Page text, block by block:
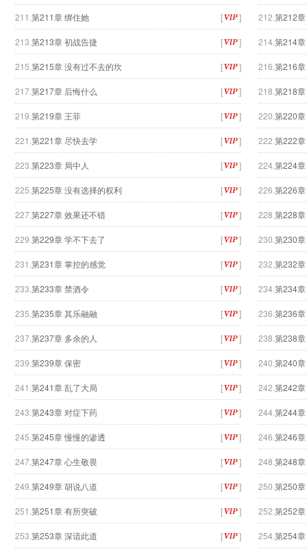
211. 第211章 绑住她 [ ] 212. 第212
213. 第213章 初战告捷 [ ] 214. 第214
215. 第215章 没有过不去的坎 [ ] 216. 第216
217.第217章 后悔什么 [ ] 218. 第218
219. 第219章 王菲 [ ] 220. 第220
221. 第221章 尽快去学 [ ] 222. 第222
223. 第223章 局中人 [ ] 224. 第224
225. 第225章 没有选择的权利 [ ] 226. 第226
227.第227章 效果还不错 [ ] 228. 第228
229. 第229章 学不下去了 [ ] 230. 第230
231. 第231章 掌控的感觉 [ ] 232. 第232
233. 第233章 禁酒令 [ ] 234. 第234
235. 第235章 其乐融融 [ ] 236. 第236
237.第237章 多余的人 [ ] 238. 第238
239. 第239章 保密 [ ] 240. 第240
241. 第241章 乱了大局 [ ] 242. 第242
243. 第243章 对症下药 [ ] 244. 第244
245. 第245章 慢慢的渗透 [ ] 246. 第246
247.第247章 心生敬畏 [ ] 248. 第248
249. 第249章 胡说八道 [ ] 250. 第250
251. 第251章 有所突破 [ ] 252. 第252
253. 第253章 深谙此道 [ ] 254. 第254